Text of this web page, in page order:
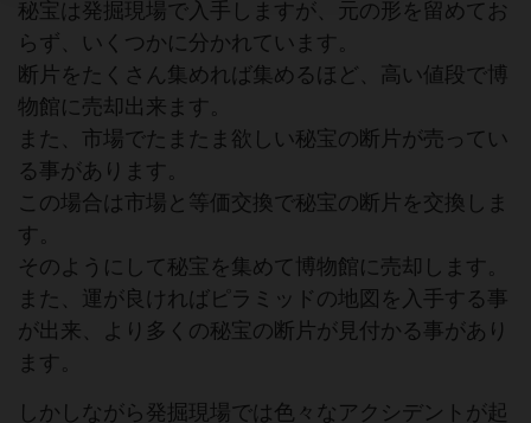
秘宝は発掘現場で入手しますが、元の形を留めてお
らず、いくつかに分かれています。
断片をたくさん集めれば集めるほど、高い値段で博
物館に売却出来ます。
また、市場でたまたま欲しい秘宝の断片が売ってい
る事があります。
この場合は市場と等価交換で秘宝の断片を交換しま
す。
そのようにして秘宝を集めて博物館に売却します。
また、運が良ければピラミッドの地図を入手する事
が出来、より多くの秘宝の断片が見付かる事があり
ます。
しかしながら発掘現場では色々なアクシデントが起